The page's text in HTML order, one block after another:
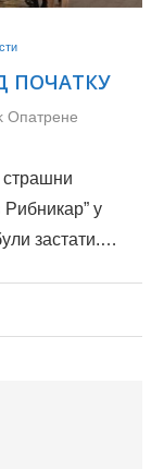
ПОЧАТКУ
Опатрене
у
застати.…